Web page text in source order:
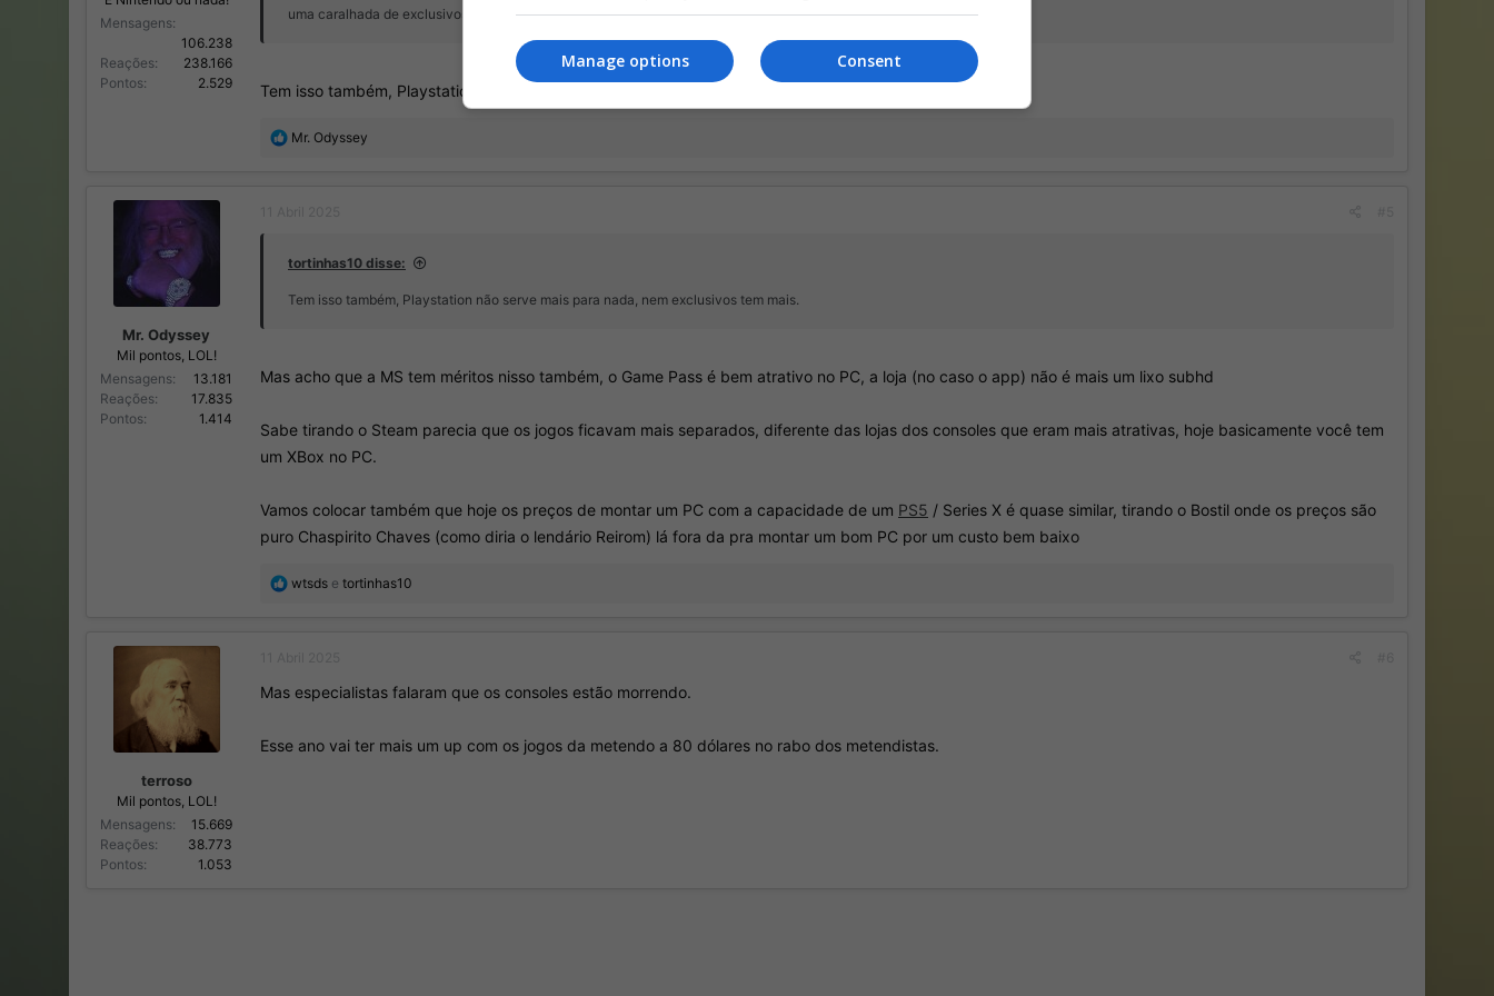
Mensagens
106.238
Reações
238.166
Pontos
2.529
uma caralhada de exclusivos que certeza não vão sair no PC
Tem isso também, Playstation não serve mais para nada, nem exclusivos tem mais.
R
s
:
Mr. Odyssey
Mr. Odyssey
Mil pontos, LOL!
Mensagens
13.181
Reações
17.835
Pontos
1.414
tortinhas10 disse:
Tem isso também, Playstation não serve mais para nada, nem exclusivos tem mais.
Mas acho que a MS tem méritos nisso também, o Game Pass é bem atrativo no PC, a loja (no caso o app) não é mais um lixo subhd
Sabe tirando o Steam parecia que os jogos ficavam mais separados, diferente das lojas dos consoles que eram mais atrativas, hoje basicamente você tem
um XBox no PC.
Vamos colocar também que hoje os preços de montar um PC com a capacidade de um PS5 / Series X é quase similar, tirando o Bostil onde os preços são
puro Chaspirito Chaves (como diria o lendário Reirom) lá fora da pra montar um bom PC por um custo bem baixo
R
s
wtsds e tortinhas10
terroso
Mil pontos, LOL!
Mensagens
15.669
Reações
38.773
Pontos
1.053
Mas especialistas falaram que os consoles estão morrendo.
Esse ano vai ter mais um up com os jogos da metendo a 80 dólares no rabo dos metendistas.
Consent
Manage options